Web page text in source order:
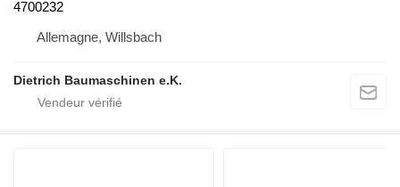
4700232
Allemagne, Willsbach
Dietrich Baumaschinen e.K.